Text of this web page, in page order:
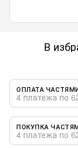
В
ОПЛАТА
4 платежа по
ПОКУПКА
4 платежа по